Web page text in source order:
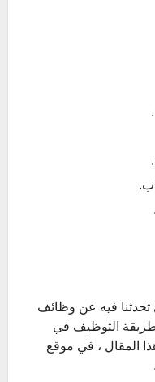
تحدثنا فيه عن وظائف
التوظيف في
المقال ، في موقع